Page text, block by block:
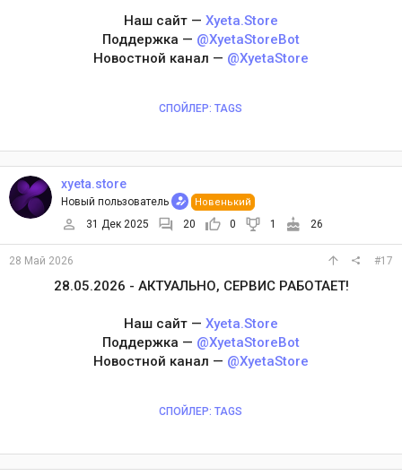
Наш сайт — Xyeta.Store
Поддержка — @XyetaStoreBot
Новостной канал — @XyetaStore
СПОЙЛЕР: TAGS
xyeta.store
Новый пользователь Новенький
31 Дек 2025 20 0 1 26
28 Май 2026 #17
28.05.2026 - АКТУАЛЬНО, СЕРВИС РАБОТАЕТ!
Наш сайт — Xyeta.Store
Поддержка — @XyetaStoreBot
Новостной канал — @XyetaStore
СПОЙЛЕР: TAGS